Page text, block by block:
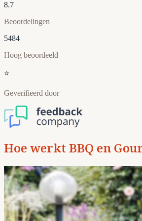
8.7
Beoordelingen
5484
Hoog beoordeeld
⭐
Geverifieerd door
Hoe werkt BBQ en